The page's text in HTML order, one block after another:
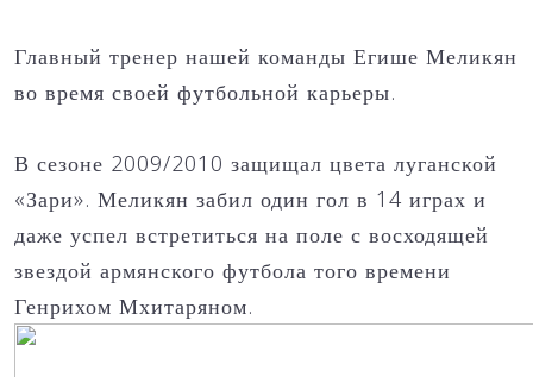
Главный тренер нашей команды Егише Меликян
во время своей футбольной карьеры.
В сезоне 2009/2010 защищал цвета луганской
«Зари». Меликян забил один гол в 14 играх и
даже успел встретиться на поле с восходящей
звездой армянского футбола того времени
Генрихом Мхитаряном.